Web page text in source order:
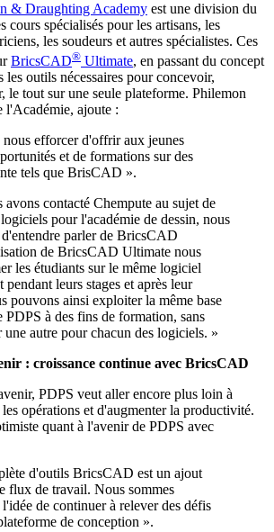
& Draughting Academy est une division du
cours spécialisés pour les artisans, les
les soudeurs et autres spécialistes. Ces
BricsCAD® Ultimate, en passant du concept
les outils nécessaires pour concevoir,
le tout sur une seule plateforme. Philemon
ajoute :
nous efforcer d'offrir aux jeunes
et de formations sur des
tels que BrisCAD ».
avons contacté Chempute au sujet de
pour l'académie de dessin, nous
parler de BricsCAD
de BricsCAD Ultimate nous
les étudiants sur le même logiciel
leurs stages et après leur
pouvons ainsi exploiter la même base
PDPS à des fins de formation, sans
une autre pour chacun des logiciels. »
: croissance continue avec BricsCAD
PDPS veut aller encore plus loin à
opérations et d'augmenter la productivité.
quant à l'avenir de PDPS avec
d'outils BricsCAD est un ajout
flux de travail. Nous sommes
l'idée de continuer à relever des défis
de conception ».